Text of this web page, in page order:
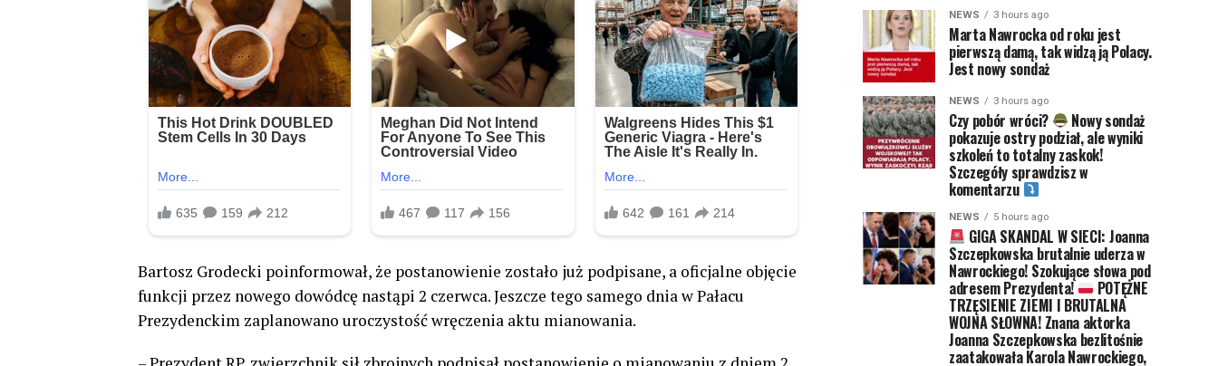
Bartosz Grodecki poinformował, że postanowienie zostało już podpisane, a oficjalne objęcie
funkcji przez nowego dowódcę nastąpi 2 czerwca. Jeszcze tego samego dnia w Pałacu
Prezydenckim zaplanowano uroczystość wręczenia aktu mianowania.
NEWS 3 hours ago
Marta Nawrocka od roku jest
pierwszą damą, tak widzą ją Polacy.
Jest nowy sondaż
NEWS 3 hours ago
Czy pobór wróci? Nowy sondaż
pokazuje ostry podział, ale wyniki
szkoleń to totalny zaskok!
Szczegóły sprawdzisz w
komentarzu
NEWS 5 hours ago
GIGA SKANDAL W SIECI: Joanna
Szczepkowska brutalnie uderza w
Nawrockiego! Szokujące słowa pod
adresem Prezydenta! POTĘŻNE
TRZĘSIENIE ZIEMI I BRUTALNA
WOJNA SŁOWNA! Znana aktorka
Joanna Szczepkowska bezlitośnie
zaatakowała Karola Nawrockiego,